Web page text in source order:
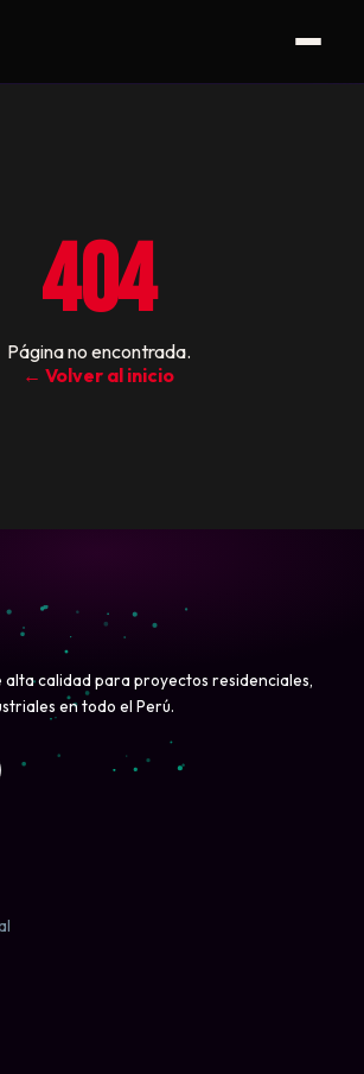
404
Página no encontrada.
← Volver al inicio
alta calidad para proyectos residenciales,
en todo el Perú.